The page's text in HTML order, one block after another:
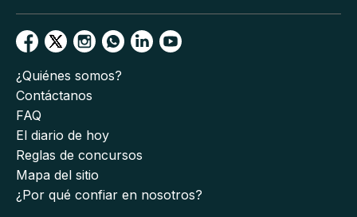
¿Quiénes somos?
Contáctanos
FAQ
El diario de hoy
Reglas de concursos
Mapa del sitio
¿Por qué confiar en nosotros?